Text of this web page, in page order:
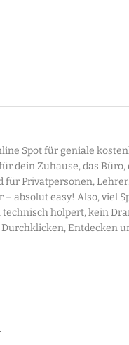
Spot für geniale
dein Zuhause, das Büro,
für Privatpersonen,
absolut easy! Also, viel
technisch holpert, kein
Entdecken